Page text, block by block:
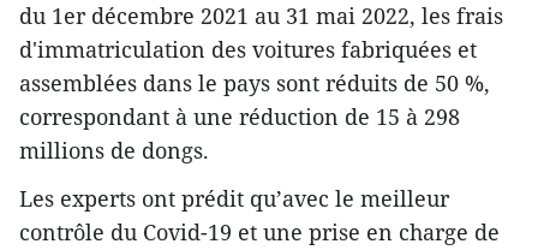
du 1er décembre 2021 au 31 mai 2022, les frais
d'immatriculation des voitures fabriquées et
assemblées dans le pays sont réduits de 50 %,
correspondant à une réduction de 15 à 298
millions de dongs.
Les experts ont prédit qu’avec le meilleur
contrôle du Covid-19 et une prise en charge de